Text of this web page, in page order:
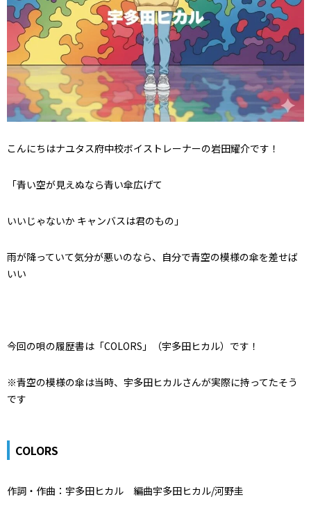
こんにちはナユタス府中校ボイストレーナーの岩田耀介です！
「青い空が見えぬなら青い傘広げて
いいじゃないか キャンバスは君のもの」
雨が降っていて気分が悪いのなら、自分で青空の模様の傘を差せば
いい
今回の唄の履歴書は「COLORS」（宇多田ヒカル）です！
※青空の模様の傘は当時、宇多田ヒカルさんが実際に持ってたそう
です
COLORS
作詞・作曲：宇多田ヒカル 編曲宇多田ヒカル/河野圭